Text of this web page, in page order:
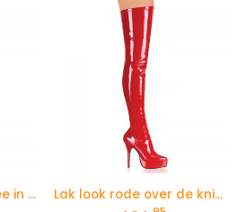
Veterlaarzen overknee in lak met plateau en naaldhak Lak look rode over de knie laarzen met puntneus